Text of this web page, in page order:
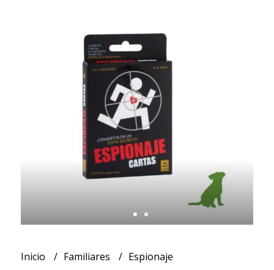
Inicio Familiares Espionaje